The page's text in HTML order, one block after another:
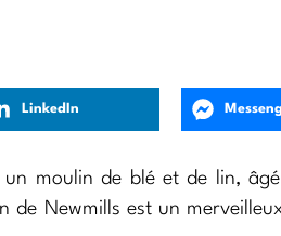
LinkedIn
moulin de blé et de lin,
Newmills est un